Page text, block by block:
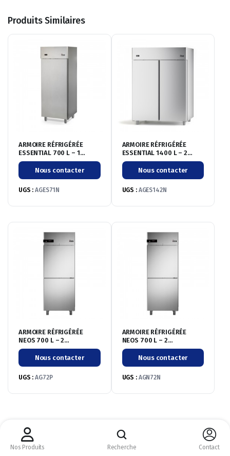
Produits Similaires
ARMOIRE RÉFRIGÉRÉE
ESSENTIAL 700 L – 1
PORTE PLEINE – NÉGATIVE
-20°/-10°CNous contacter
UGS : AGES71N
ARMOIRE RÉFRIGÉRÉE
ESSENTIAL 1400 L – 2
PORTES PLEINES –
NÉGATIVE -20°/-10°C
Nous contacter
UGS : AGES142N
ARMOIRE RÉFRIGÉRÉE
NEOS 700 L – 2
PORTILLONS – POSITIVE
-2°/+8°CNous contacter
UGS : AG72P
ARMOIRE RÉFRIGÉRÉE
NEOS 700 L – 2
PROTILLONS – NÉGATIVE
-20°/-10°C
Nous contacter
UGS : AGN72N
CM CHR © 2026 ©
Nous acceptons :
Nos Produits Recherche Contact